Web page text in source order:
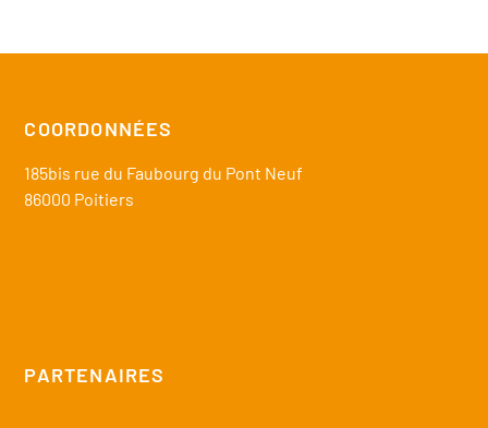
COORDONNÉES
185bis rue du Faubourg du Pont Neuf
86000 Poitiers
PARTENAIRES